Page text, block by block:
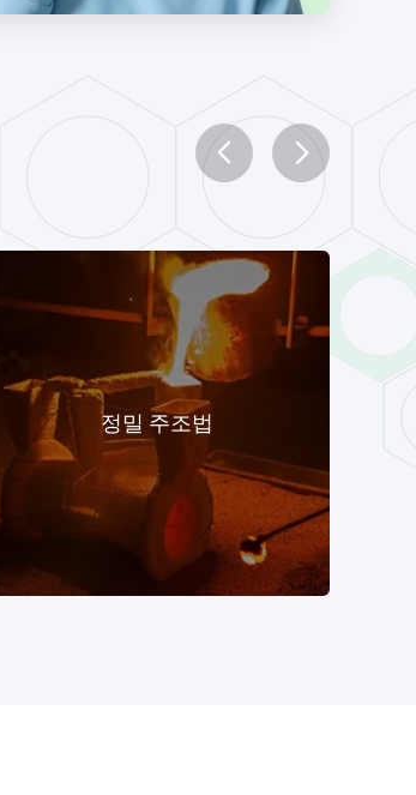
정밀 주조법